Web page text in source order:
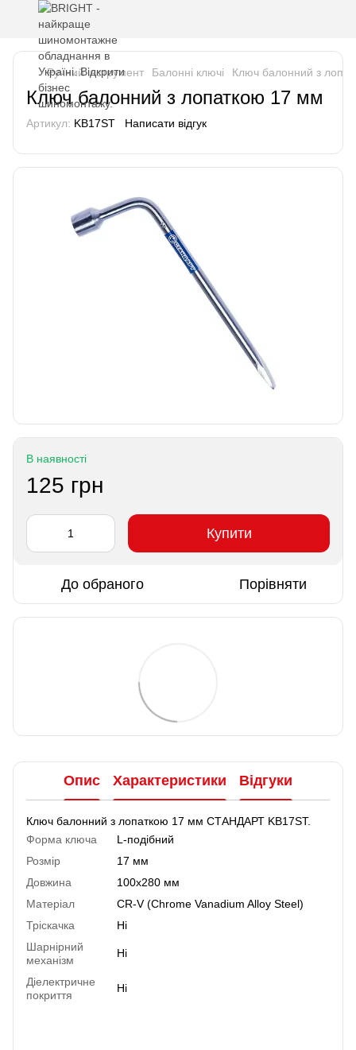
Ручний інструмент Балонні ключі Ключ балонний з
Ключ балонний з лопаткою 17 мм
Артикул: KB17ST Написати відгук
В наявності
125 грн
Купити
До обраного Порівняти
Опис Характеристики Відгуки
Ключ балонний з лопаткою 17 мм СТАНДАРТ KB17ST.
Форма ключа
L-подібний
Розмір
17 мм
Довжина
100x280 мм
Матеріал
CR-V (Chrome Vanadium Alloy Steel)
Тріскачка
Ні
Шарнірний
механізм
Ні
Діелектричне
покриття
Ні